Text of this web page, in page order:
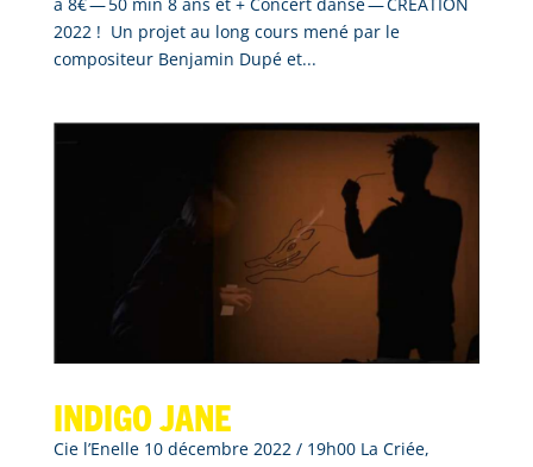
2022 ! Un projet au long cours mené par le
compositeur Benjamin Dupé et...
Indigo Jane
Cie l’Enelle 10 décembre 2022 / 19h00 La Criée,